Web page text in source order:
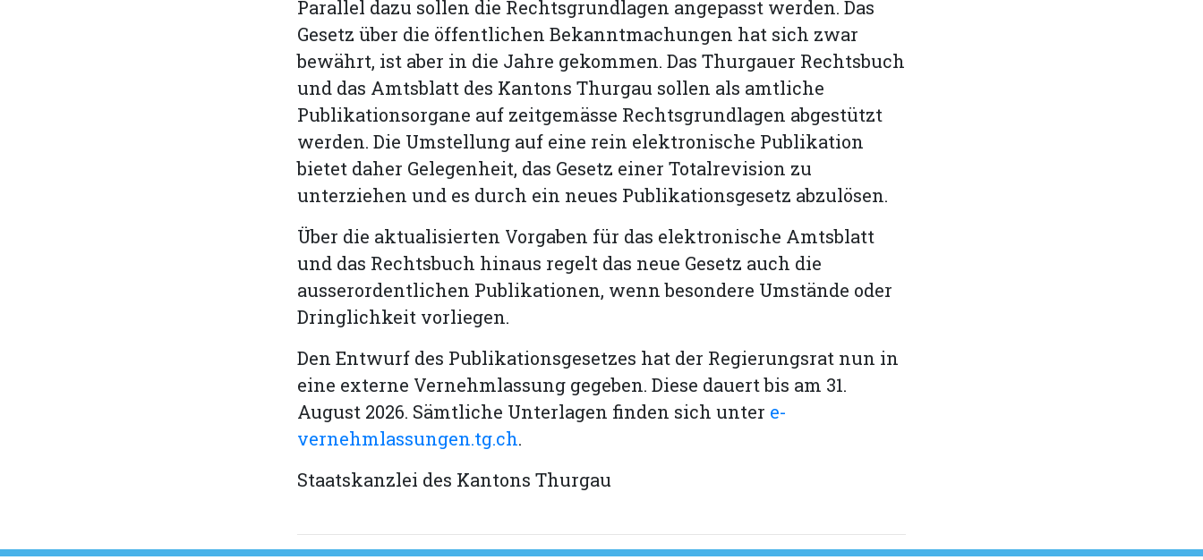
Parallel dazu sollen die Rechtsgrundlagen angepasst werden. Das
Gesetz über die öffentlichen Bekanntmachungen hat sich zwar
bewährt, ist aber in die Jahre gekommen. Das Thurgauer Rechtsbuch
und das Amtsblatt des Kantons Thurgau sollen als amtliche
Publikationsorgane auf zeitgemässe Rechtsgrundlagen abgestützt
werden. Die Umstellung auf eine rein elektronische Publikation
bietet daher Gelegenheit, das Gesetz einer Totalrevision zu
unterziehen und es durch ein neues Publikationsgesetz abzulösen.
Über die aktualisierten Vorgaben für das elektronische Amtsblatt
und das Rechtsbuch hinaus regelt das neue Gesetz auch die
ausserordentlichen Publikationen, wenn besondere Umstände oder
Dringlichkeit vorliegen.
Den Entwurf des Publikationsgesetzes hat der Regierungsrat nun in
eine externe Vernehmlassung gegeben. Diese dauert bis am 31.
August 2026. Sämtliche Unterlagen finden sich unter e-
vernehmlassungen.tg.ch.
Staatskanzlei des Kantons Thurgau